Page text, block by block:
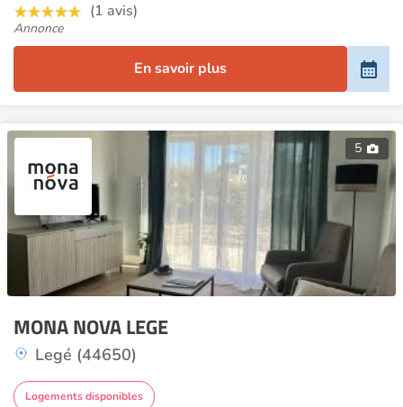
(1 avis)
Annonce
En savoir plus
5
MONA NOVA LEGE
Legé (44650)
Logements disponibles